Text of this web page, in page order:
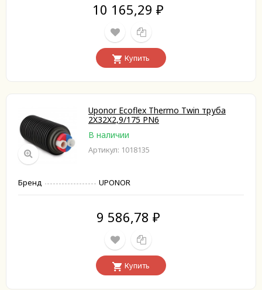
10 165,29 ₽
Купить
Uponor Ecoflex Thermo Twin труба
2X32X2,9/175 PN6
В наличии
Артикул: 1018135
Бренд UPONOR
9 586,78 ₽
Купить